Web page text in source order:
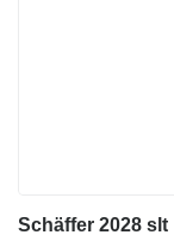
Schäffer 2028 slt